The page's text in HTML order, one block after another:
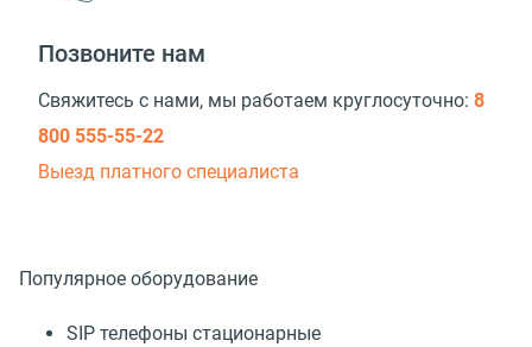
Позвоните нам
Свяжитесь с нами, мы работаем круглосуточно: 8
800 555-55-22
Выезд платного специалиста
Популярное оборудование
SIP телефоны стационарные